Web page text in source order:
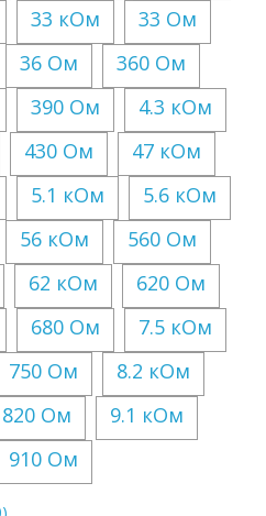
33 кОм
33 Ом
36 Ом
360 Ом
390 Ом
4.3 кОм
430 Ом
47 кОм
5.1 кОм
5.6 кОм
56 кОм
560 Ом
62 кОм
620 Ом
680 Ом
7.5 кОм
750 Ом
8.2 кОм
820 Ом
9.1 кОм
910 Ом